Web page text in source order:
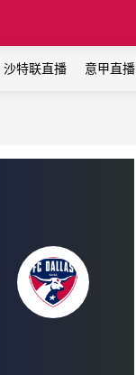
沙特联直播 意甲直播